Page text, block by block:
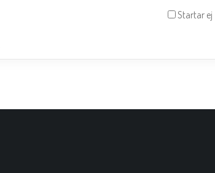
Startar ej